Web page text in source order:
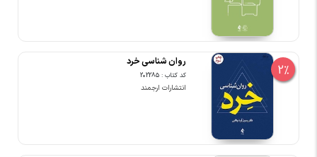
2%
روان شناسی خرد
کد کتاب : 202285
انتشارات ارجمند